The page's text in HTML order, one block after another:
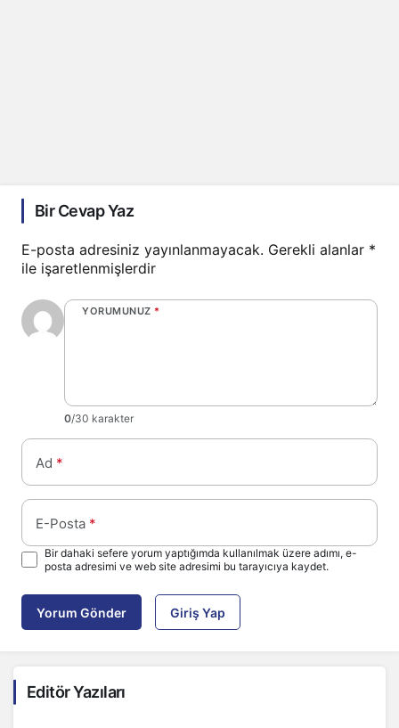
Bir Cevap Yaz
E-posta adresiniz yayınlanmayacak. Gerekli alanlar *
ile işaretlenmişlerdir
YORUMUNUZ *
0/30 karakter
Ad *
E-Posta *
Bir dahaki sefere yorum yaptığımda kullanılmak üzere adımı, e-
posta adresimi ve web site adresimi bu tarayıcıya kaydet.
Yorum Gönder Giriş Yap
Editör Yazıları